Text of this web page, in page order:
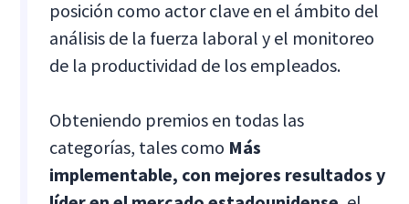
posición como actor clave en el ámbito del
análisis de la fuerza laboral y el monitoreo
de la productividad de los empleados.
Obteniendo premios en todas las
categorías, tales como Más
implementable, con mejores resultados y